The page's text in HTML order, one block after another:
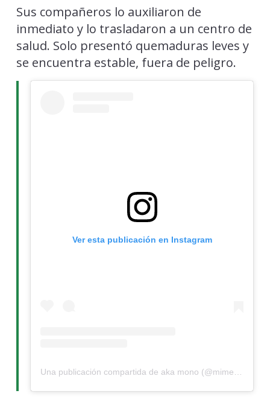
Sus compañeros lo auxiliaron de
inmediato y lo trasladaron a un centro de
salud. Solo presentó quemaduras leves y
se encuentra estable, fuera de peligro.
Ver esta publicación en Instagram